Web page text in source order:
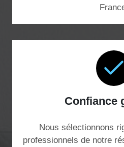
Confiance
Nous sélectionnons
professionnels de notre